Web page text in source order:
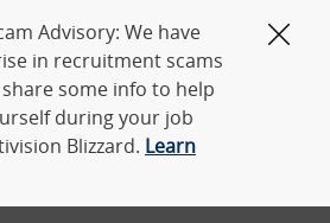
Advisory: We have
in recruitment scams
some info to help
during your job
Blizzard. Learn